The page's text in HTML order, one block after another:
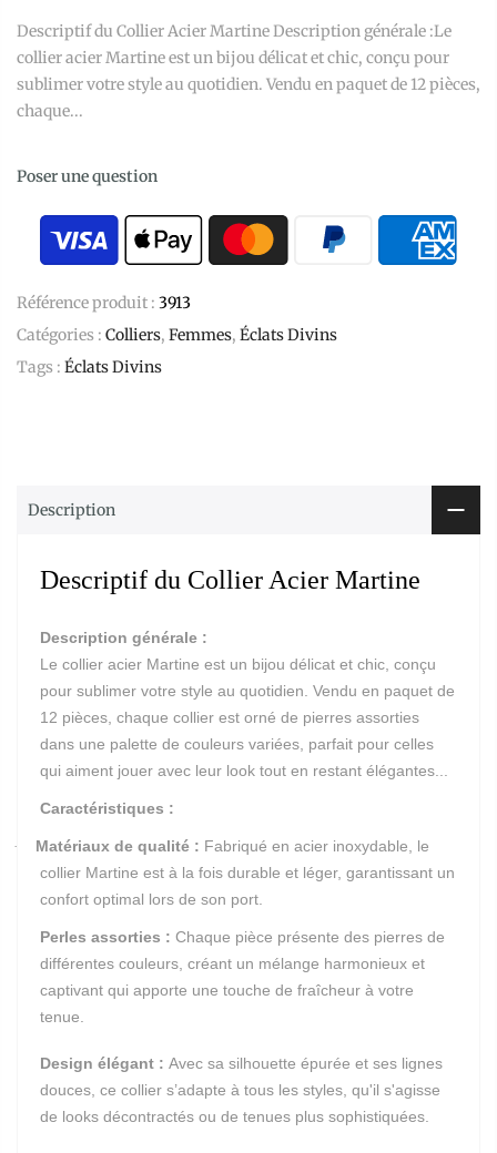
Descriptif du Collier Acier Martine Description générale :Le
collier acier Martine est un bijou délicat et chic, conçu pour
sublimer votre style au quotidien. Vendu en paquet de 12 pièces,
chaque...
Poser une question
Référence produit : 3913
Catégories : Colliers, Femmes, Éclats Divins
Tags : Éclats Divins
Description
Descriptif du Collier Acier Martine
Description générale :
Le collier acier Martine est un bijou délicat et chic, conçu
pour sublimer votre style au quotidien. Vendu en paquet de
12 pièces, chaque collier est orné de pierres assorties
dans une palette de couleurs variées, parfait pour celles
qui aiment jouer avec leur look tout en restant élégantes...
Caractéristiques :
· Matériaux de qualité : Fabriqué en acier inoxydable, le
collier Martine est à la fois durable et léger, garantissant un
confort optimal lors de son port.
Perles assorties : Chaque pièce présente des pierres de
différentes couleurs, créant un mélange harmonieux et
captivant qui apporte une touche de fraîcheur à votre
tenue.
Design élégant : Avec sa silhouette épurée et ses lignes
douces, ce collier s’adapte à tous les styles, qu'il s'agisse
de looks décontractés ou de tenues plus sophistiquées.